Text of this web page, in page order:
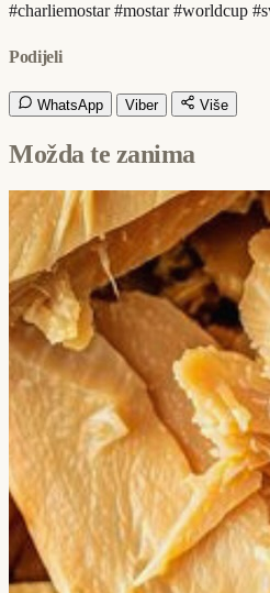
#charliemostar #mostar #worldcup
Podijeli
WhatsApp Viber Više
Možda te zanima